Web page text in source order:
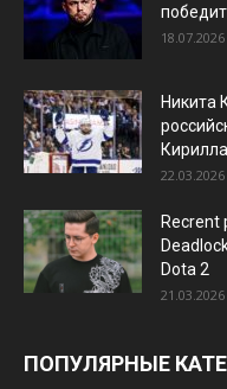
18.07.2026
Никита
22.03.2026
Recrent
Dota 2
21.03.2026
ПОПУЛЯРНЫЕ